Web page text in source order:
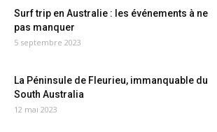
Surf trip en Australie : les événements à ne
pas manquer
5 septembre 2023
La Péninsule de Fleurieu, immanquable du
South Australia
12 mai 2023